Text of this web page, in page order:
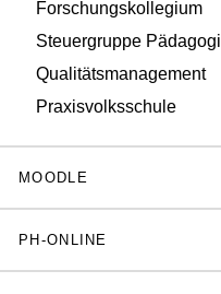
Forschungskollegium
Steuergruppe
Qualitätsmanagement
Praxisvolksschule
MOODLE
PH-ONLINE